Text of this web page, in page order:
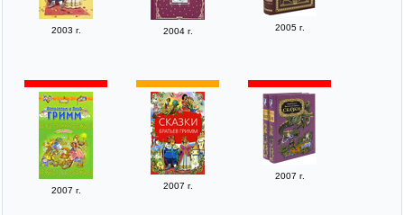
2003 г. 2004 г. 2005 г.
2007 г. 2007 г.
2007 г.